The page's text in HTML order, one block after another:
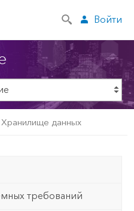
Войти
Хранилище данных
требований